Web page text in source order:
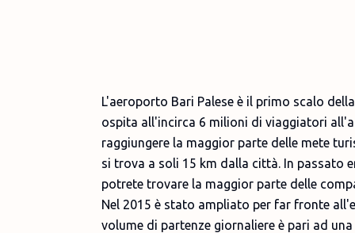
L'aeroporto Bari Palese è il primo scalo
ospita all'incirca 6 milioni di viaggiatori
raggiungere la maggior parte delle mete
si trova a soli 15 km dalla città. In
potrete trovare la maggior parte delle
Nel 2015 è stato ampliato per far fronte
volume di partenze giornaliere è pari ad